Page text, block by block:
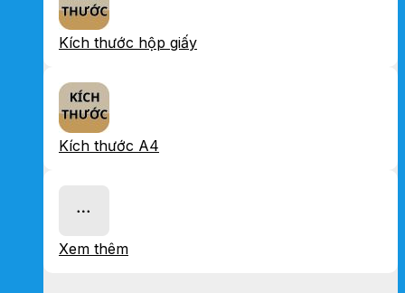
Kích thước hộp giấy
Kích thước A4
Xem thêm